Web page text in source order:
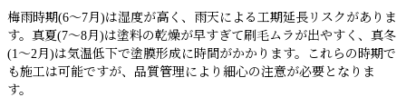
梅雨時期(6〜7月)は湿度が高く、雨天による工期延長リスクがありま
す。真夏(7〜8月)は塗料の乾燥が早すぎて刷毛ムラが出やすく、真冬
(1〜2月)は気温低下で塗膜形成に時間がかかります。これらの時期で
も施工は可能ですが、品質管理により細心の注意が必要となりま
す。